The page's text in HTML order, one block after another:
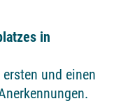
in
und einen